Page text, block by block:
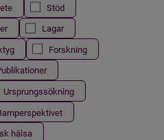
Stöd
Lagar
Forskning
Ursprungssökning
hälsa